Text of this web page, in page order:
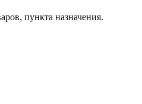
пункта назначения.